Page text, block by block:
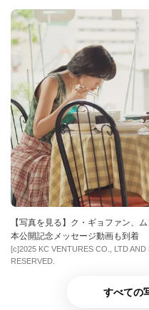
【写真を見る】ク・ギョファン、
本公開記念メッセージ動画も到着
[c]2025 KC VENTURES CO., LTD AND
RESERVED.
すべての